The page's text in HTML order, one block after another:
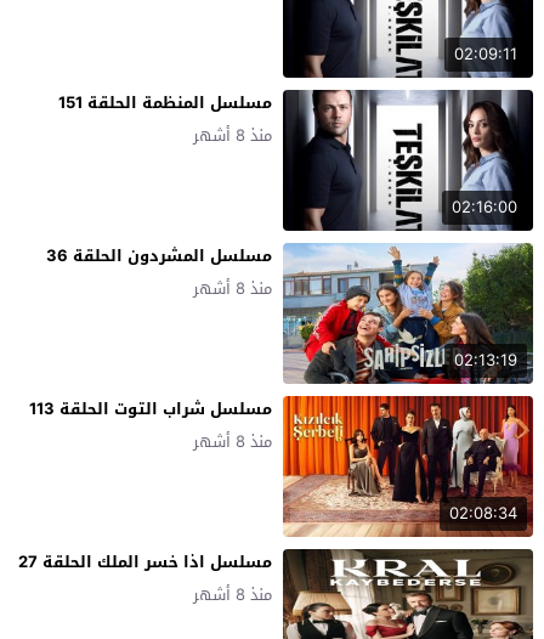
02:09:11
02:16:00
مسلسل المنظمة الحلقة 151
منذ 8 أشهر
02:13:19
مسلسل المشردون الحلقة 36
منذ 8 أشهر
02:08:34
مسلسل شراب التوت الحلقة 113
منذ 8 أشهر
مسلسل اذا خسر الملك الحلقة 27
منذ 8 أشهر